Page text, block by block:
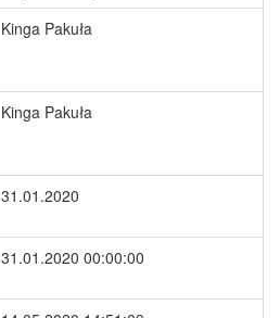
Kinga Pakuła
Kinga Pakuła
31.01.2020
31.01.2020 00:00:00